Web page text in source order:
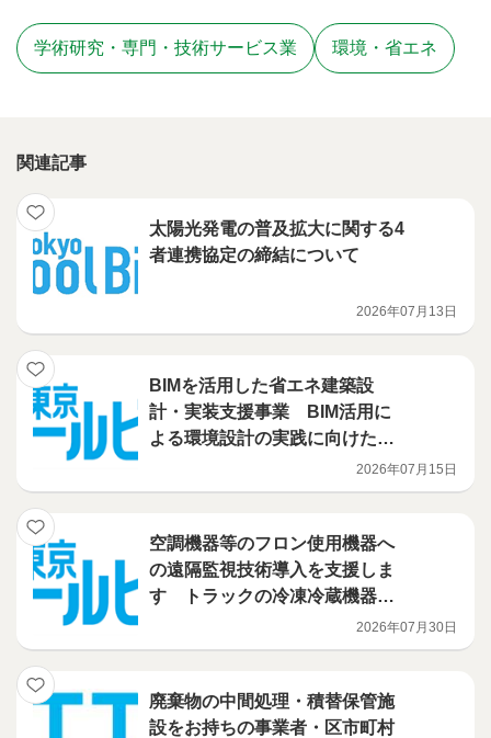
学術研究・専門・技術サービス業 環境・省エネ
関連記事
太陽光発電の普及拡大に関する4
者連携協定の締結について
2026年07月13日
BIMを活用した省エネ建築設
計・実装支援事業 BIM活用に
よる環境設計の実践に向けたハ
2026年07月15日
空調機器等のフロン使用機器へ
の遠隔監視技術導入を支援しま
す トラックの冷凍冷蔵機器に
導入される技術を補助対象に追
加しました！ フロン漏えい防
進事業
2026年07月30日
廃棄物の中間処理・積替保管施
設をお持ちの事業者・区市町村